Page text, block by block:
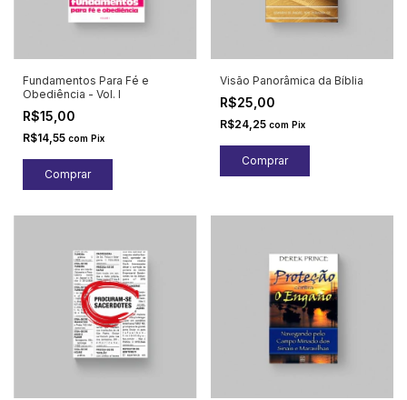
Fundamentos Para Fé e
Obediência - Vol. I
R$15,00
R$14,55 com Pix
Visão Panorâmica da Bíblia
R$25,00
R$24,25 com Pix